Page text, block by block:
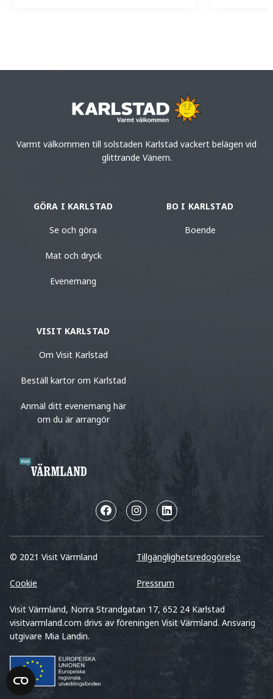
Varmt välkommen till solstaden Karlstad vackert belägen vid
glittrande Vänern.
GÖRA I KARLSTAD
Se och göra
Mat och dryck
Evenemang
BO I KARLSTAD
Boende
VISIT KARLSTAD
Om Visit Karlstad
Beställ kartor om Karlstad
Anmäl ditt evenemang här
om du är arrangör
© 2021 Visit Värmland Tillgänglighetsredogörelse
Cookie Pressrum
Visit Värmland, Norra Strandgatan 17, 652 24 Karlstad
visitvarmland.com drivs av föreningen Visit Värmland. Ansvarig
utgivare Mia Landin.